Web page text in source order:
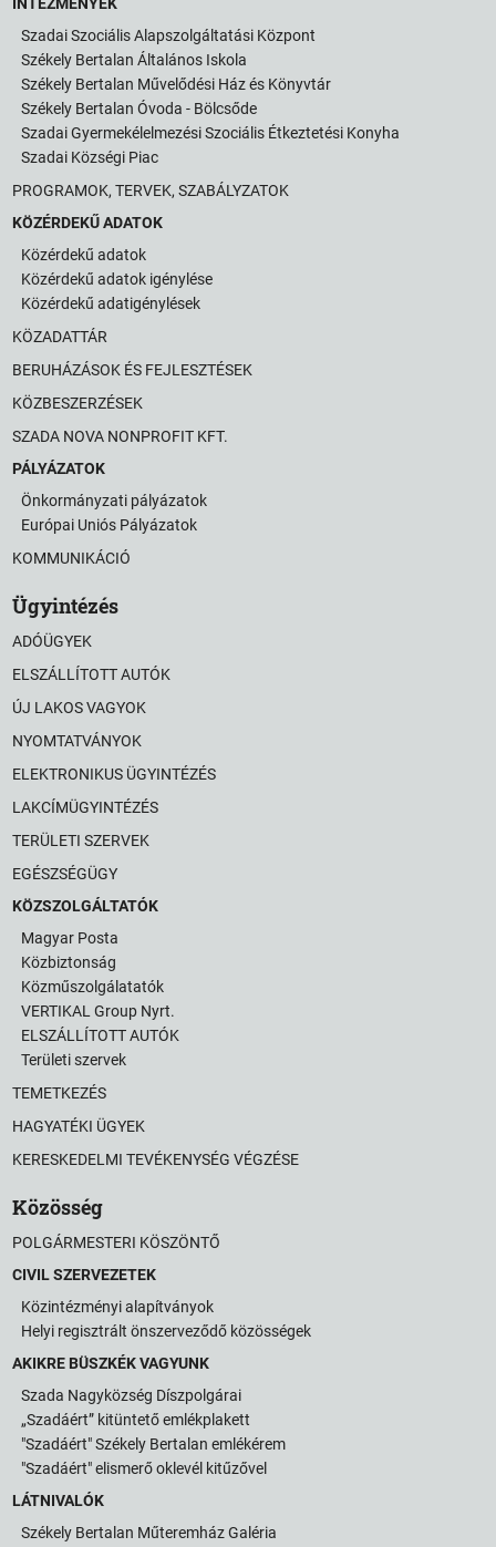
Szadai Szociális Alapszolgáltatási Központ
Székely Bertalan Általános Iskola
Székely Bertalan Művelődési Ház és Könyvtár
Székely Bertalan Óvoda - Bölcsőde
Szadai Gyermekélelmezési Szociális Étkeztetési Konyha
Szadai Községi Piac
PROGRAMOK, TERVEK, SZABÁLYZATOK
KÖZÉRDEKŰ ADATOK
Közérdekű adatok
Közérdekű adatok igénylése
Közérdekű adatigénylések
KÖZADATTÁR
BERUHÁZÁSOK ÉS FEJLESZTÉSEK
KÖZBESZERZÉSEK
SZADA NOVA NONPROFIT KFT.
PÁLYÁZATOK
Önkormányzati pályázatok
Európai Uniós Pályázatok
KOMMUNIKÁCIÓ
Ügyintézés
ADÓÜGYEK
ELSZÁLLÍTOTT AUTÓK
ÚJ LAKOS VAGYOK
NYOMTATVÁNYOK
ELEKTRONIKUS ÜGYINTÉZÉS
LAKCÍMÜGYINTÉZÉS
TERÜLETI SZERVEK
EGÉSZSÉGÜGY
KÖZSZOLGÁLTATÓK
Magyar Posta
Közbiztonság
Közműszolgálatatók
VERTIKAL Group Nyrt.
ELSZÁLLÍTOTT AUTÓK
Területi szervek
TEMETKEZÉS
HAGYATÉKI ÜGYEK
KERESKEDELMI TEVÉKENYSÉG VÉGZÉSE
Közösség
POLGÁRMESTERI KÖSZÖNTŐ
CIVIL SZERVEZETEK
Közintézményi alapítványok
Helyi regisztrált önszerveződő közösségek
AKIKRE BÜSZKÉK VAGYUNK
Szada Nagyközség Díszpolgárai
„Szadáért” kitüntető emlékplakett
"Szadáért" Székely Bertalan emlékérem
"Szadáért" elismerő oklevél kitűzővel
LÁTNIVALÓK
Székely Bertalan Műteremház Galéria